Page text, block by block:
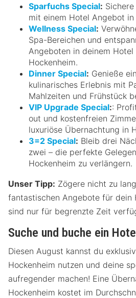
Sparfuchs Special:
mit einem Hotel Angebot in
Wellness Special:
Spa-Bereichen und
Angeboten in deinem
Hockenheim.
Dinner Special: Genieße
kulinarisches Erlebnis mit
Mahlzeiten und Frühstück
VIP Upgrade Special::
out und kostenfreien
luxuriöse Übernachtung in
3=2 Special: Bleib drei
zwei – die perfekte
Hockenheim zu verlängern.
Unser Tipp: Zögere nicht zu
fantastischen Angebote für dein
sind nur für begrenzte Zeit
Suche und buche ein
Diesen August kannst du
Hockenheim nutzen und deine
aufregender machen! Eine
Hockenheim kostet im